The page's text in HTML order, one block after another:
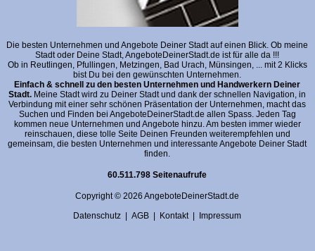
Die besten Unternehmen und Angebote Deiner Stadt auf einen Blick. Ob meine
Stadt oder Deine Stadt, AngeboteDeinerStadt.de ist für alle da !!!
Ob in Reutlingen, Pfullingen, Metzingen, Bad Urach, Münsingen, ... mit 2 Klicks
bist Du bei den gewünschten Unternehmen.
Einfach & schnell zu den besten Unternehmen und Handwerkern Deiner
Stadt. Meine Stadt wird zu Deiner Stadt und dank der schnellen Navigation, in
Verbindung mit einer sehr schönen Präsentation der Unternehmen, macht das
Suchen und Finden bei AngeboteDeinerStadt.de allen Spass. Jeden Tag
kommen neue Unternehmen und Angebote hinzu. Am besten immer wieder
reinschauen, diese tolle Seite Deinen Freunden weiterempfehlen und
gemeinsam, die besten Unternehmen und interessante Angebote Deiner Stadt
finden.
60.511.798 Seitenaufrufe
Copyright © 2026 AngeboteDeinerStadt.de
Datenschutz |AGB | Kontakt| Impressum